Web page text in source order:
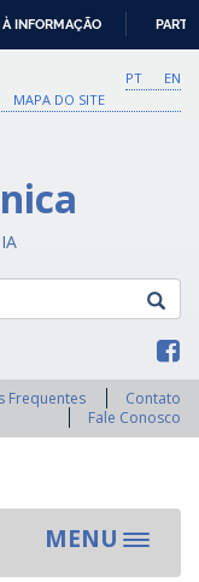
INFORMAÇÃO
PT
EN
MAPA DO SITE
Frequentes
Contato
Fale Conosco
MENU
Toggle